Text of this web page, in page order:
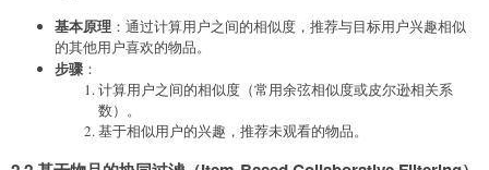
基本原理 ：通过计算用户之间的相似度，推荐与目标用户兴趣相似
的其他用户喜欢的物品。
步骤 ：
计算用户之间的相似度（常用余弦相似度或皮尔逊相关系
数）。
基于相似用户的兴趣，推荐未观看的物品。